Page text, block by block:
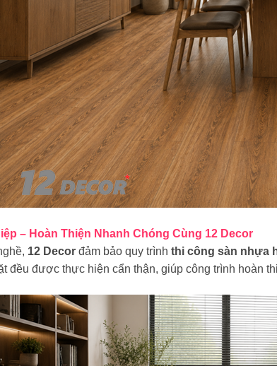
– Hoàn Thiện Nhanh Chóng Cùng 12 Decor
12 Decor đảm bảo quy trình thi công sàn nhựa
đều được thực hiện cẩn thận, giúp công trình hoàn